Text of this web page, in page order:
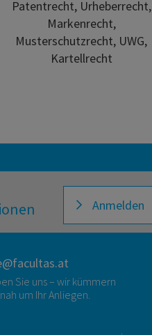
Patentrecht, Urheberrecht,
Markenrecht,
Musterschutzrecht, UWG,
Kartellrecht
Anmelden
Sie uns – wir kümmern
um Ihr Anliegen.